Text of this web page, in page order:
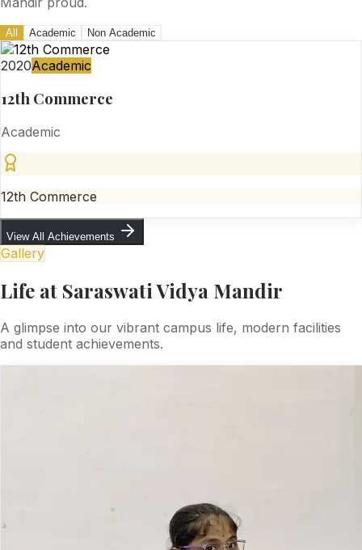
All Academic Non Academic
2020Academic
12th Commerce
Academic
12th Commerce
View All Achievements
Gallery
Life at Saraswati Vidya Mandir
A glimpse into our vibrant campus life, modern facilities
and student achievements.